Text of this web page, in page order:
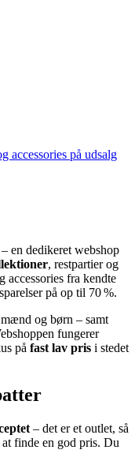
accessories på udsalg
en dedikeret webshop
, restpartier og
accessories fra kendte
på op til 70 %.
og børn – samt
fungerer
på fast lav pris i stedet
– det er et outlet, så
finde en god pris. Du